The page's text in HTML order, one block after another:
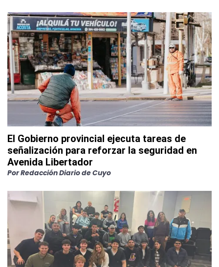
El Gobierno provincial ejecuta tareas de
señalización para reforzar la seguridad en
Avenida Libertador
PorRedacción Diario de Cuyo